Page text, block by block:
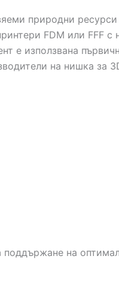
природни
FDM или FFF с
е използвана
на нишка за
поддържане на